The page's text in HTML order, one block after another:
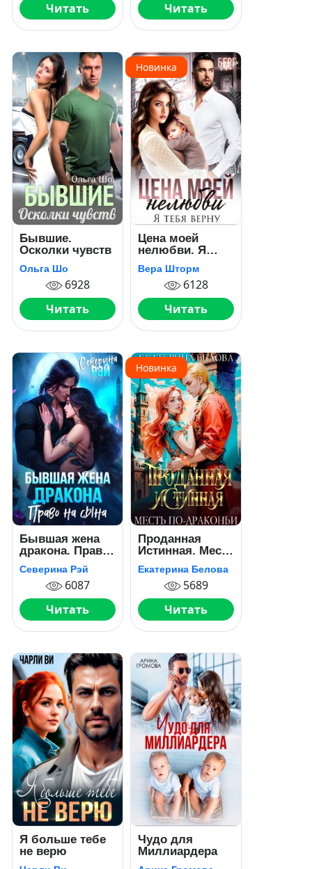
Читать
Читать
Бывшие.
Осколки чувств
Ольга Шо
6928
Читать
Новинка
Цена моей
нелюбви. Я
тебя верну
Вера Шторм
6128
Читать
Бывшая жена
дракона. Право
на сына
Северина Рэй
6087
Читать
Новинка
Проданная
Истинная. Месть
по-драконьи
Екатерина Белова
5689
Читать
Я больше тебе
не верю
Чудо для
Миллиардера